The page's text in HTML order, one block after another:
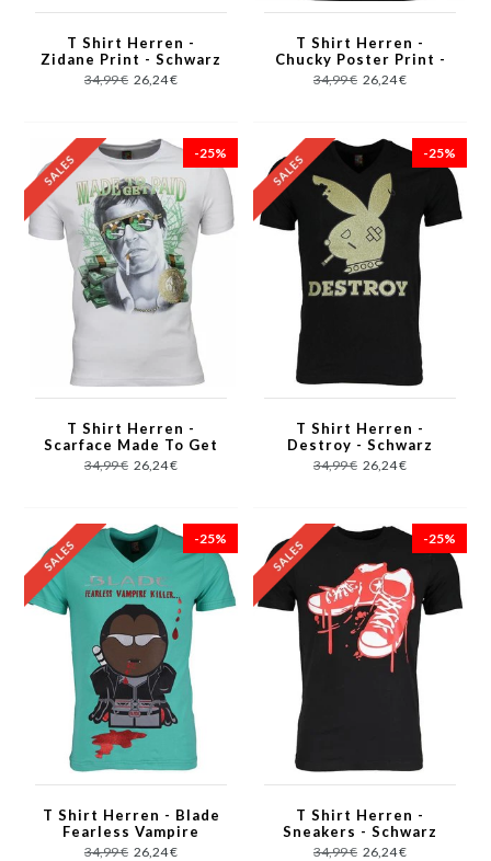
T Shirt Herren -
Zidane Print - Schwarz
34,99 € 26,24 €
T Shirt Herren -
Chucky Poster Print -
Schwarz
34,99 € 26,24 €
-25%
T Shirt Herren -
Scarface Made To Get
Paid Print - Weiß
34,99 € 26,24 €
-25%
T Shirt Herren -
Destroy - Schwarz
34,99 € 26,24 €
-25%
T Shirt Herren - Blade
Fearless Vampire
Killer - Grün
34,99 € 26,24 €
-25%
T Shirt Herren -
Sneakers - Schwarz
34,99 € 26,24 €